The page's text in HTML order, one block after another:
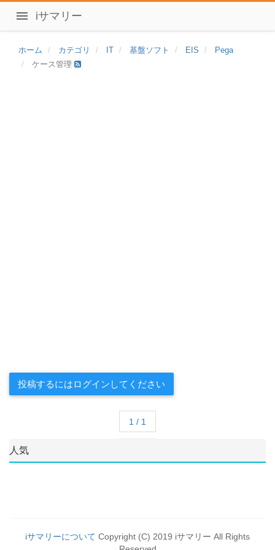
iサマリー
ホーム カテゴリ IT 基盤ソフト EIS
Pega
ケース管理
投稿するにはログインしてください
1 / 1
人気
iサマリーについて Copyright (C) 2019 iサマリー All Rights